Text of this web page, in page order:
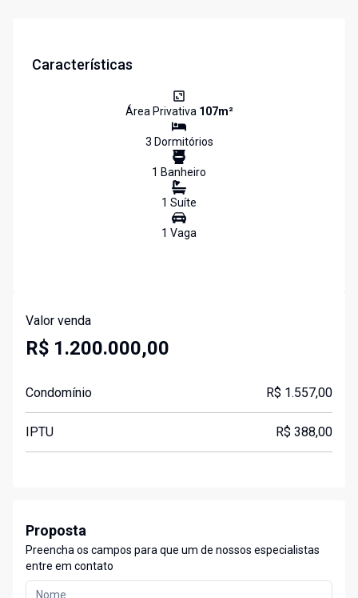
Características
Área Privativa 107m²
3 Dormitórios
1 Banheiro
1 Suíte
1 Vaga
Valor venda
R$ 1.200.000,00
Condomínio R$ 1.557,00
IPTU R$ 388,00
Proposta
Preencha os campos para que um de nossos especialistas
entre em contato